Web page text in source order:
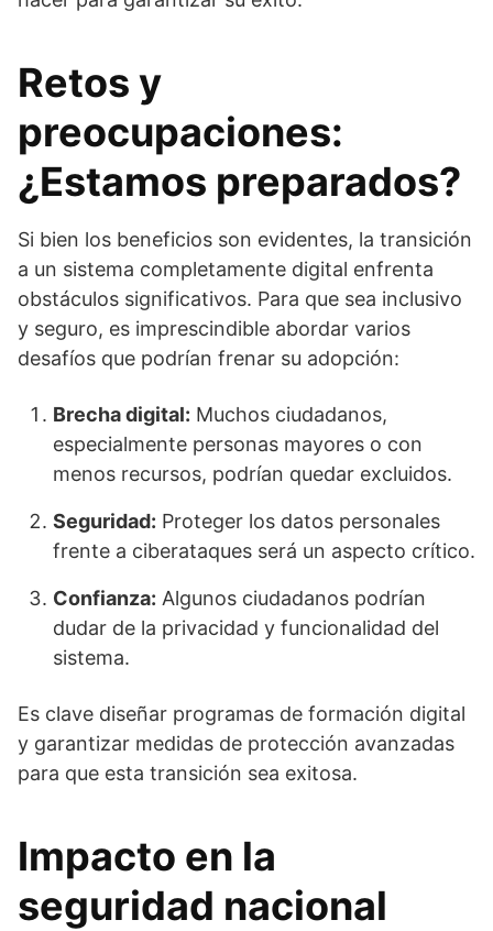
Retos y
preocupaciones:
¿Estamos preparados?
Si bien los beneficios son evidentes, la transición
a un sistema completamente digital enfrenta
obstáculos significativos. Para que sea inclusivo
y seguro, es imprescindible abordar varios
desafíos que podrían frenar su adopción:
Brecha digital: Muchos ciudadanos,
especialmente personas mayores o con
menos recursos, podrían quedar excluidos.
Seguridad: Proteger los datos personales
frente a ciberataques será un aspecto crítico.
Confianza: Algunos ciudadanos podrían
dudar de la privacidad y funcionalidad del
sistema.
Es clave diseñar programas de formación digital
y garantizar medidas de protección avanzadas
para que esta transición sea exitosa.
Impacto en la
seguridad nacional